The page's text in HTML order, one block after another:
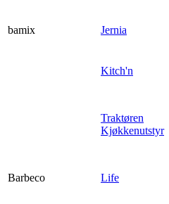
bamix Jernia
Kitch'n
Traktøren
Kjøkkenutstyr
Barbeco Life